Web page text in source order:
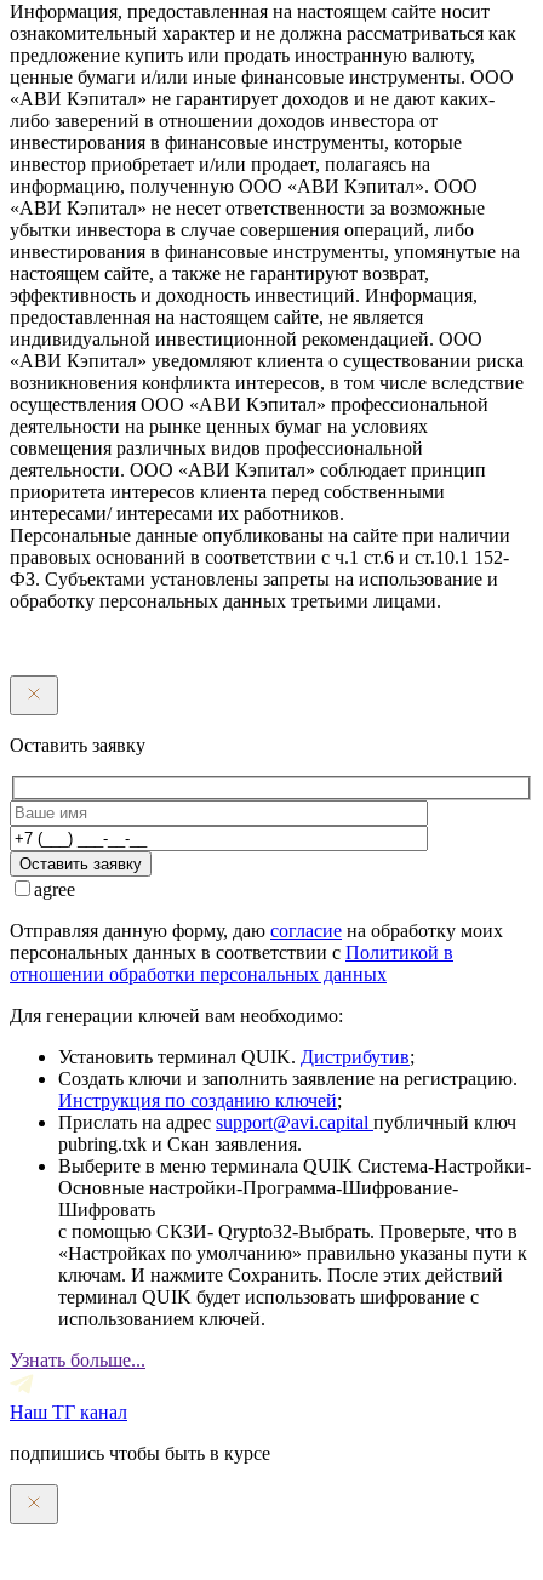
Информация, предоставленная на настоящем сайте носит
ознакомительный характер и не должна рассматриваться как
предложение купить или продать иностранную валюту,
ценные бумаги и/или иные финансовые инструменты. ООО
«АВИ Кэпитал» не гарантирует доходов и не дают каких-
либо заверений в отношении доходов инвестора от
инвестирования в финансовые инструменты, которые
инвестор приобретает и/или продает, полагаясь на
информацию, полученную ООО «АВИ Кэпитал». ООО
«АВИ Кэпитал» не несет ответственности за возможные
убытки инвестора в случае совершения операций, либо
инвестирования в финансовые инструменты, упомянутые на
настоящем сайте, а также не гарантируют возврат,
эффективность и доходность инвестиций. Информация,
предоставленная на настоящем сайте, не является
индивидуальной инвестиционной рекомендацией. ООО
«АВИ Кэпитал» уведомляют клиента о существовании риска
возникновения конфликта интересов, в том числе вследствие
осуществления ООО «АВИ Кэпитал» профессиональной
деятельности на рынке ценных бумаг на условиях
совмещения различных видов профессиональной
деятельности. ООО «АВИ Кэпитал» соблюдает принцип
приоритета интересов клиента перед собственными
интересами/ интересами их работников.
Персональные данные опубликованы на сайте при наличии
правовых оснований в соответствии с ч.1 ст.6 и ст.10.1 152-
ФЗ. Субъектами установлены запреты на использование и
обработку персональных данных третьими лицами.
Оставить заявку
Оставить заявку
agree
Отправляя данную форму, даю согласие на обработку моих
персональных данных в соответствии с Политикой в
отношении обработки персональных данных
Для генерации ключей вам необходимо:
Установить терминал QUIK. Дистрибутив;
Создать ключи и заполнить заявление на регистрацию.
Инструкция по созданию ключей;
Прислать на адрес support@avi.capital публичный ключ
pubring.txk и Скан заявления.
Выберите в меню терминала QUIK Система-Настройки-
Основные настройки-Программа-Шифрование-
Шифровать
с помощью СКЗИ- Qrypto32-Выбрать. Проверьте, что в
«Настройках по умолчанию» правильно указаны пути к
ключам. И нажмите Сохранить. После этих действий
терминал QUIK будет использовать шифрование с
использованием ключей.
Узнать больше...
Наш ТГ канал
подпишись чтобы быть в курсе